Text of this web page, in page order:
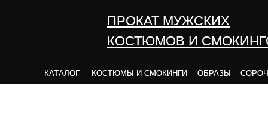
КАТАЛОГ КОСТЮМЫ И СМОКИНГИ ОБРАЗЫ
КАТАЛОГ КОСТЮМЫ И СМОКИНГИ ОБРАЗЫ
ПРОКАТ МУЖСКИХ
КОСТЮМОВ И
ПРОКАТ МУЖСКИХ
КОСТЮМОВ И